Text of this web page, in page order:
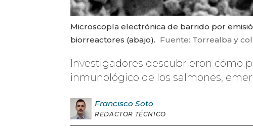
Microscopía electrónica de barrido por
biorreactores (abajo). Fuente: Torrealba y
Investigadores descubrieron cómo
inmunológico de los salmones,
Francisco Soto
REDACTOR TÉCNICO